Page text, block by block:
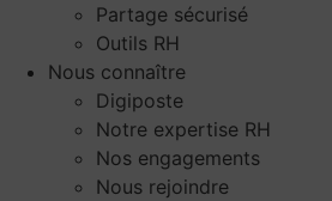
Partage sécurisé
Outils RH
Nous connaître
Digiposte
Notre expertise RH
Nos engagements
Nous rejoindre